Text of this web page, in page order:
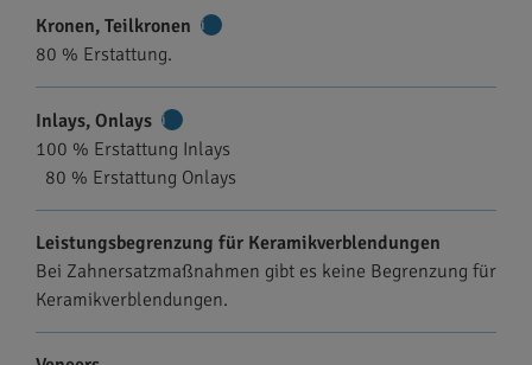
Kronen, Teilkronen
80 % Erstattung.
Inlays, Onlays
Informationen
100 % Erstattung Inlays
80 % Erstattung Onlays
Leistungsbegrenzung für Keramikverblendungen
Bei Zahnersatzmaßnahmen gibt es keine Begrenzung für
Keramikverblendungen.